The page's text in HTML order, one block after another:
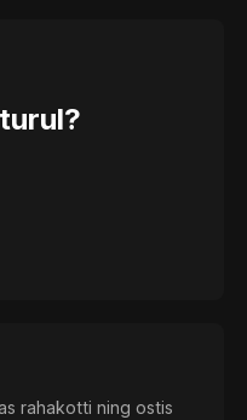
rahakotti ning ostis